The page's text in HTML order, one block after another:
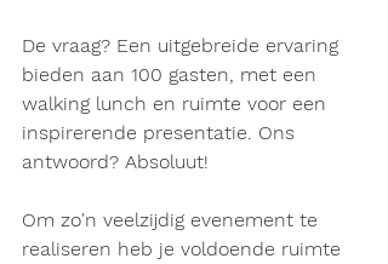
De vraag? Een uitgebreide ervaring
bieden aan 100 gasten, met een
walking lunch en ruimte voor een
inspirerende presentatie. Ons
antwoord? Absoluut!
Om zo'n veelzijdig evenement te
realiseren heb je voldoende ruimte